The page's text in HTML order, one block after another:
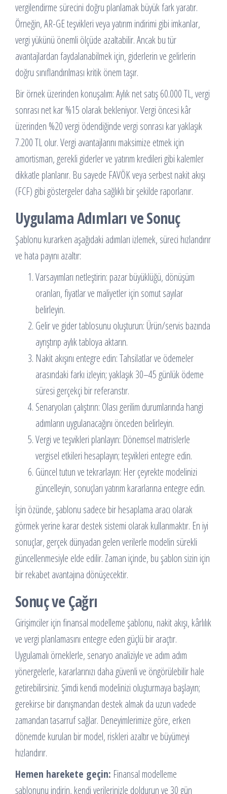
vergilendirme sürecini doğru planlamak büyük fark yaratır.
Örneğin, AR-GE teşvikleri veya yatırım indirimi gibi imkanlar,
vergi yükünü önemli ölçüde azaltabilir. Ancak bu tür
avantajlardan faydalanabilmek için, giderlerin ve gelirlerin
doğru sınıflandırılması kritik önem taşır.
Bir örnek üzerinden konuşalım: Aylık net satış 60.000 TL, vergi
sonrası net kar %15 olarak bekleniyor. Vergi öncesi kâr
üzerinden %20 vergi ödendiğinde vergi sonrası kar yaklaşık
7.200 TL olur. Vergi avantajlarını maksimize etmek için
amortisman, gerekli giderler ve yatırım kredileri gibi kalemler
dikkatle planlanır. Bu sayede FAVÖK veya serbest nakit akışı
(FCF) gibi göstergeler daha sağlıklı bir şekilde raporlanır.
Uygulama Adımları ve Sonuç
Şablonu kurarken aşağıdaki adımları izlemek, süreci hızlandırır
ve hata payını azaltır:
Varsayımları netleştirin: pazar büyüklüğü, dönüşüm
oranları, fiyatlar ve maliyetler için somut sayılar
belirleyin.
Gelir ve gider tablosunu oluşturun: Ürün/servis bazında
ayrıştırıp aylık tabloya aktarın.
Nakit akışını entegre edin: Tahsilatlar ve ödemeler
arasındaki farkı izleyin; yaklaşık 30–45 günlük ödeme
süresi gerçekçi bir referanstır.
Senaryoları çalıştırın: Olası gerilim durumlarında hangi
adımların uygulanacağını önceden belirleyin.
Vergi ve teşvikleri planlayın: Dönemsel matrislerle
vergisel etkileri hesaplayın; teşvikleri entegre edin.
Güncel tutun ve tekrarlayın: Her çeyrekte modelinizi
güncelleyin, sonuçları yatırım kararlarına entegre edin.
İşin özünde, şablonu sadece bir hesaplama aracı olarak
görmek yerine karar destek sistemi olarak kullanmaktır. En iyi
sonuçlar, gerçek dünyadan gelen verilerle modelin sürekli
güncellenmesiyle elde edilir. Zaman içinde, bu şablon sizin için
bir rekabet avantajına dönüşecektir.
Sonuç ve Çağrı
Girişimciler için finansal modelleme şablonu, nakit akışı, kârlılık
ve vergi planlamasını entegre eden güçlü bir araçtır.
Uygulamalı örneklerle, senaryo analiziyle ve adım adım
yönergelerle, kararlarınızı daha güvenli ve öngörülebilir hale
getirebilirsiniz. Şimdi kendi modelinizi oluşturmaya başlayın;
gerekirse bir danışmandan destek almak da uzun vadede
zamandan tasarruf sağlar. Deneyimlerimize göre, erken
dönemde kurulan bir model, riskleri azaltır ve büyümeyi
hızlandırır.
Hemen harekete geçin: Finansal modelleme
şablonunu indirin, kendi verilerinizle doldurun ve 30 gün